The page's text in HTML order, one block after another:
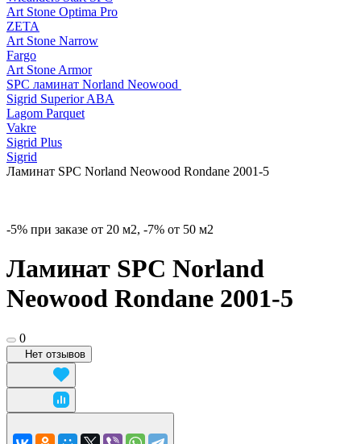
Art Stone Optima Pro
ZETA
Art Stone Narrow
Fargo
Art Stone Armor
SPC ламинат Norland Neowood
Sigrid Superior ABA
Lagom Parquet
Vakre
Sigrid Plus
Sigrid
Ламинат SPC Norland Neowood Rondane 2001-5
-5% при заказе от 20 м2, -7% от 50 м2
Ламинат SPC Norland
Neowood Rondane 2001-5
0
Нет отзывов